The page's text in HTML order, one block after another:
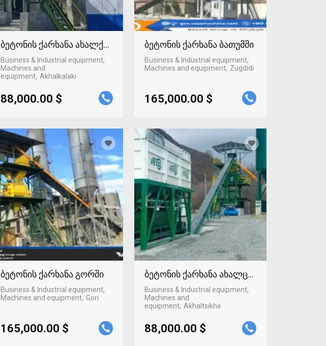
ბეტონის ქარხანა ახალქალაქში
Business & Industrial equipment,
Machines and
equipment Akhalkalaki
88,000.00 $
ბეტონის ქარხანა ბათუმში
Business & Industrial equipment,
Machines and equipment Zugdidi
165,000.00 $
ბეტონის ქარხანა გორში
Business & Industrial equipment,
Machines and equipment Gori
165,000.00 $
ბეტონის ქარხანა ახალციხეში
Business & Industrial equipment,
Machines and
equipment Akhaltsikhe
88,000.00 $